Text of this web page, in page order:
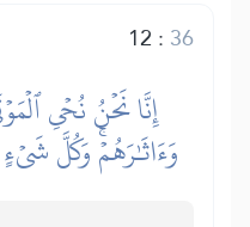
12 : 36
إِنَّا نَحۡنُ نُحۡيِ
وَءَاثَٰرَهُمۡۚ وَكُلَّ